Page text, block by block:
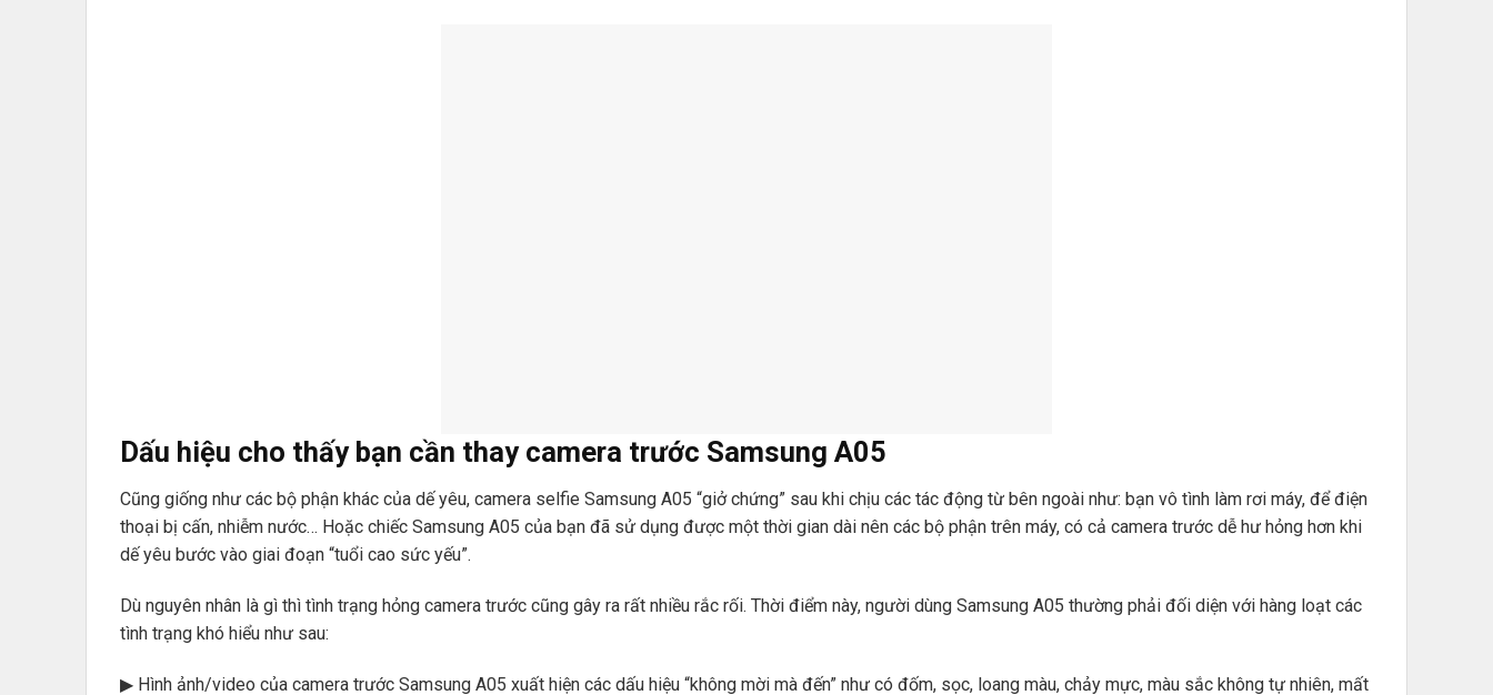
Dấu hiệu cho thấy bạn cần thay camera trước Samsung A05
Cũng giống như các bộ phận khác của dế yêu, camera selfie Samsung A05 “giở chứng” sau khi chịu các tác động từ bên ngoài như: bạn vô tình làm rơi máy, để điện
thoại bị cấn, nhiễm nước… Hoặc chiếc Samsung A05 của bạn đã sử dụng được một thời gian dài nên các bộ phận trên máy, có cả camera trước dễ hư hỏng hơn khi
dế yêu bước vào giai đoạn “tuổi cao sức yếu”.
Dù nguyên nhân là gì thì tình trạng hỏng camera trước cũng gây ra rất nhiều rắc rối. Thời điểm này, người dùng Samsung A05 thường phải đối diện với hàng loạt các
tình trạng khó hiểu như sau:
▶ Hình ảnh/video của camera trước Samsung A05 xuất hiện các dấu hiệu “không mời mà đến” như có đốm, sọc, loang màu, chảy mực, màu sắc không tự nhiên, mất